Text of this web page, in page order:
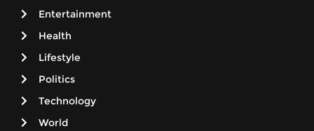
Entertainment
Health
Lifestyle
Politics
Technology
World